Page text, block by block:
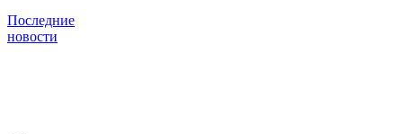
Последние
новости